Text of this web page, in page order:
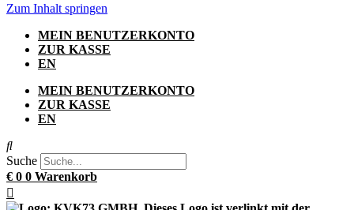
Zum Inhalt springen
MEIN BENUTZERKONTO
ZUR KASSE
EN
MEIN BENUTZERKONTO
ZUR KASSE
EN
Suche
€ 0 0 Warenkorb